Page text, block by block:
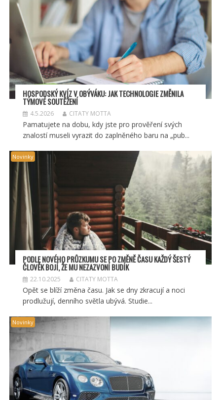
HOSPODSKÝKVÍZ V OBÝVÁKU: JAK TECHNOLOGIE ZMĚNILA
TÝMOVÉ SOUTĚŽENÍ
4.5.2026 CITATY MOTTA
Pamatujete na dobu, kdy jste pro prověření svých
znalostí museli vyrazit do zaplněného baru na „pub...
Novinky
PODLE NOVÉHO PRŮZKUMU SE PO ZMĚNĚ ČASU KAŽDÝ ŠESTÝ
ČLOVĚK BOJÍ, ŽE MU NEZAZVONÍ BUDÍK
22.10.2025 CITATY MOTTA
Opět se blíží změna času. Jak se dny zkracují a noci
prodlužují, denního světla ubývá. Studie...
Novinky